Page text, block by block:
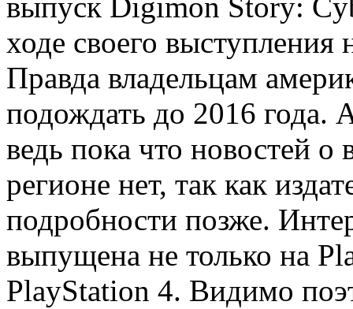
выпуск Digimon Story:
ходе своего
Правда владельцам
подождать до 2016 года.
ведь пока что новостей
регионе нет, так как
подробности позже.
выпущена не только на
PlayStation 4. Видимо